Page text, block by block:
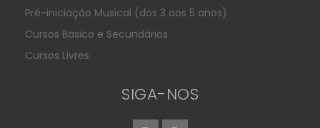
Pré-iniciação Musical (dos 3 aos 5 anos)
Cursos Básico e Secundários
Cursos Livres
SIGA-NOS